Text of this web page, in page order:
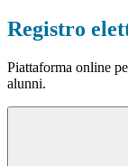
Registro
Piattaforma online
alunni.